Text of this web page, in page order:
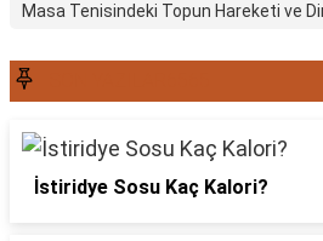
Masa Tenisindeki Topun Hareketi ve
İstiridye Sosu Kaç Kalori?